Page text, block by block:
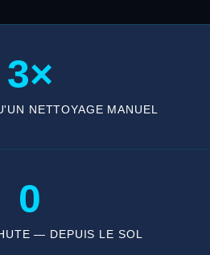
3×
NETTOYAGE MANUEL
0
— DEPUIS LE SOL